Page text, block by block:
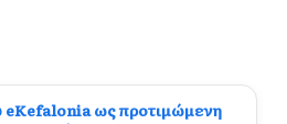
ως προτιμώμενη